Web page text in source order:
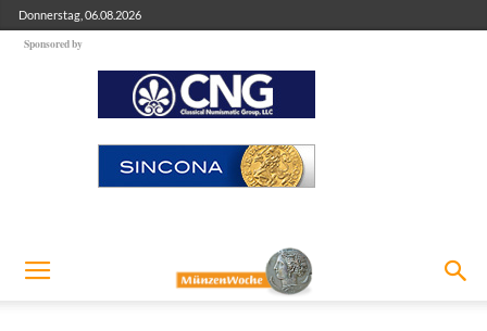
Donnerstag, 06.08.2026
Sponsored by